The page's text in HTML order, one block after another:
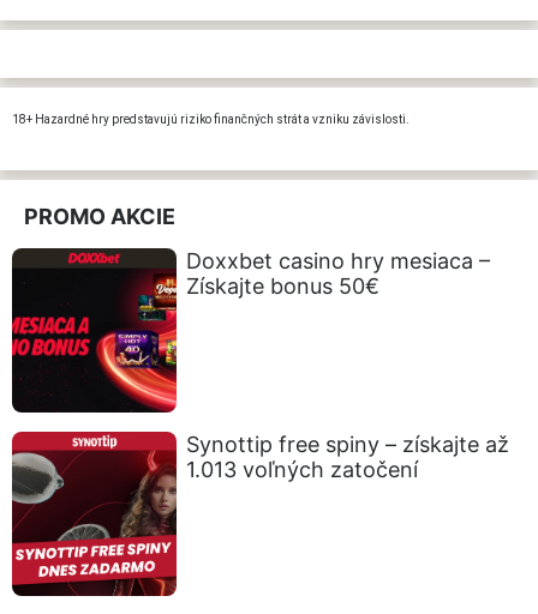
18+ Hazardné hry predstavujú riziko finančných strát a vzniku závislosti.
PROMO AKCIE
Doxxbet casino hry mesiaca –
Získajte bonus 50€
Synottip free spiny – získajte až
1.013 voľných zatočení